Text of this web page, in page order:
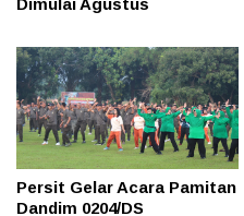
Dimulai Agustus
Persit Gelar Acara Pamitan
Dandim 0204/DS